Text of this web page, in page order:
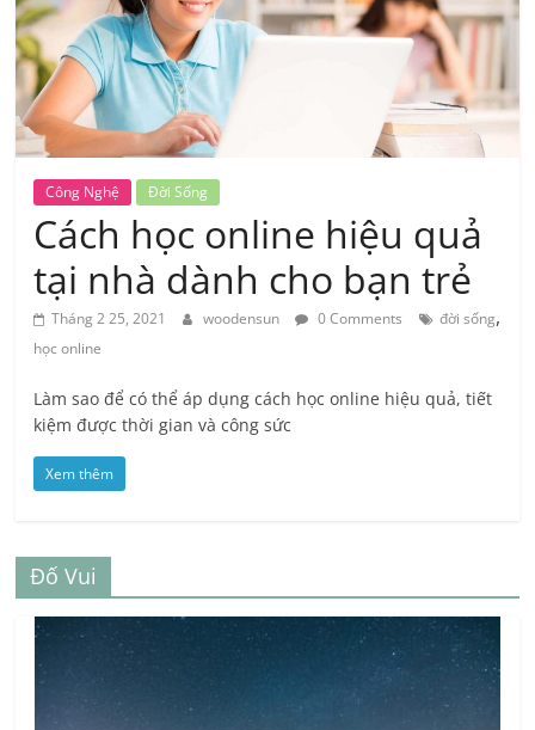
kiến
thức
Chia
sẻ
kiến
thức
khoa
học
đời
sống
Công Nghệ Đời Sống
Cách học online hiệu quả
tại nhà dành cho bạn trẻ
Tháng 2 25, 2021 woodensun 0 Comments đời sống,
học online
Làm sao để có thể áp dụng cách học online hiệu quả, tiết
kiệm được thời gian và công sức
Xem thêm
Đố Vui